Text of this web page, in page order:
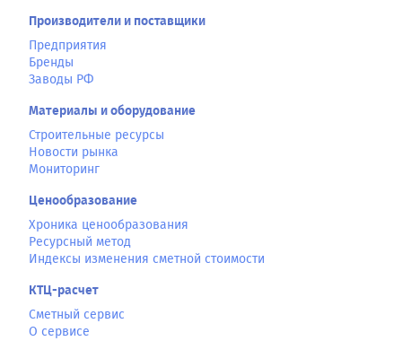
Производители и поставщики
Предприятия
Бренды
Заводы РФ
Материалы и оборудование
Строительные ресурсы
Новости рынка
Мониторинг
Ценообразование
Хроника ценообразования
Ресурсный метод
Индексы изменения сметной стоимости
КТЦ-расчет
Сметный сервис
О сервисе